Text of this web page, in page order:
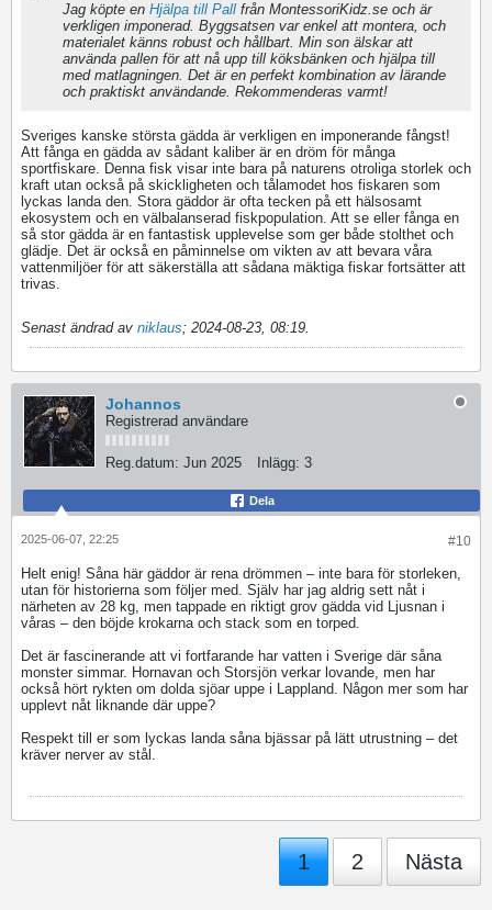
Jag köpte en Hjälpa till Pall från MontessoriKidz.se och är
verkligen imponerad. Byggsatsen var enkel att montera, och
materialet känns robust och hållbart. Min son älskar att
använda pallen för att nå upp till köksbänken och hjälpa till
med matlagningen. Det är en perfekt kombination av lärande
och praktiskt användande. Rekommenderas varmt!
Sveriges kanske största gädda är verkligen en imponerande fångst!
Att fånga en gädda av sådant kaliber är en dröm för många
sportfiskare. Denna fisk visar inte bara på naturens otroliga storlek och
kraft utan också på skickligheten och tålamodet hos fiskaren som
lyckas landa den. Stora gäddor är ofta tecken på ett hälsosamt
ekosystem och en välbalanserad fiskpopulation. Att se eller fånga en
så stor gädda är en fantastisk upplevelse som ger både stolthet och
glädje. Det är också en påminnelse om vikten av att bevara våra
vattenmiljöer för att säkerställa att sådana mäktiga fiskar fortsätter att
trivas.
Senast ändrad av niklaus; 2024-08-23, 08:19.
Johannos
Registrerad användare
Reg.datum: Jun 2025 Inlägg: 3
Dela
#10
2025-06-07, 22:25
Helt enig! Såna här gäddor är rena drömmen – inte bara för storleken,
utan för historierna som följer med. Själv har jag aldrig sett nåt i
närheten av 28 kg, men tappade en riktigt grov gädda vid Ljusnan i
våras – den böjde krokarna och stack som en torped.
Det är fascinerande att vi fortfarande har vatten i Sverige där såna
monster simmar. Hornavan och Storsjön verkar lovande, men har
också hört rykten om dolda sjöar uppe i Lappland. Någon mer som har
upplevt nåt liknande där uppe?
Respekt till er som lyckas landa såna bjässar på lätt utrustning – det
kräver nerver av stål.
1 2 Nästa